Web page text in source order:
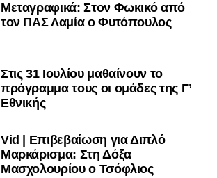
Μεταγραφικά: Στον Φωκικό από
τον ΠΑΣ Λαμία ο Φυτόπουλος
Στις 31 Ιουλίου μαθαίνουν το
πρόγραμμα τους οι ομάδες της Γ’
Εθνικής
Vid | Επιβεβαίωση για Διπλό
Μαρκάρισμα: Στη Δόξα
Μασχολουρίου ο Τσόφλιος